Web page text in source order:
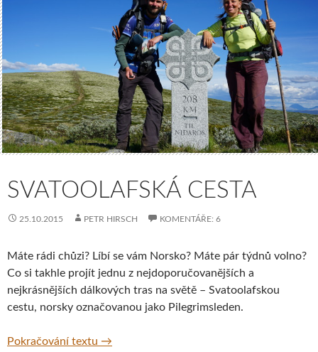
SVATOOLAFSKÁ CESTA
25.10.2015 PETR HIRSCH KOMENTÁŘE: 6
Máte rádi chůzi? Líbí se vám Norsko? Máte pár týdnů volno?
Co si takhle projít jednu z nejdoporučovanějších a
nejkrásnějších dálkových tras na světě – Svatoolafskou
cestu, norsky označovanou jako Pilegrimsleden.
Pokračování textu Svatoolafská cesta
→